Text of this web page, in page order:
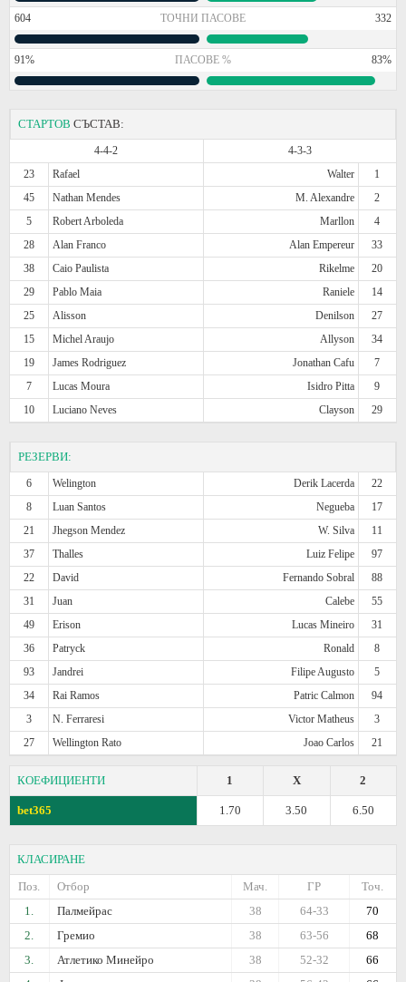
604 ТОЧНИ ПАСОВЕ 332
91% ПАСОВЕ % 83%
СТАРТОВ СЪСТАВ:
4-4-2
4-3-3
23
Rafael Walter
1
45
Nathan Mendes M. Alexandre
2
5
Robert Arboleda Marllon
4
28
Alan Franco Alan Empereur
33
38
Caio Paulista Rikelme
20
29
Pablo Maia Raniele
14
25
Alisson Denilson
27
15
Michel Araujo Allyson
34
19
James Rodriguez Jonathan Cafu
7
7
Lucas Moura Isidro Pitta
9
10
Luciano Neves Clayson 29
РЕЗЕРВИ:
6 Welington Derik Lacerda
22
8
Luan Santos Negueba
17
21
Jhegson Mendez W. Silva
11
37
Thalles Luiz Felipe
97
22
David Fernando Sobral
88
31
Juan Calebe
55
49
Erison Lucas Mineiro
31
36
Patryck Ronald
8
93
Jandrei Filipe Augusto
5
34
Rai Ramos Patric Calmon
94
3
N. Ferraresi Victor Matheus
3
27
Wellington Rato Joao Carlos 21
КОЕФИЦИЕНТИ 2
X
1
bet365 6.50
3.50
1.70
КЛАСИРАНЕ
Поз.
Отбор Точ.
ГР
Мач.
1.
Палмейрас 70
64-33
38
2.
Гремио 68
63-56
38
3.
Атлетико Минейро 66
52-32
38